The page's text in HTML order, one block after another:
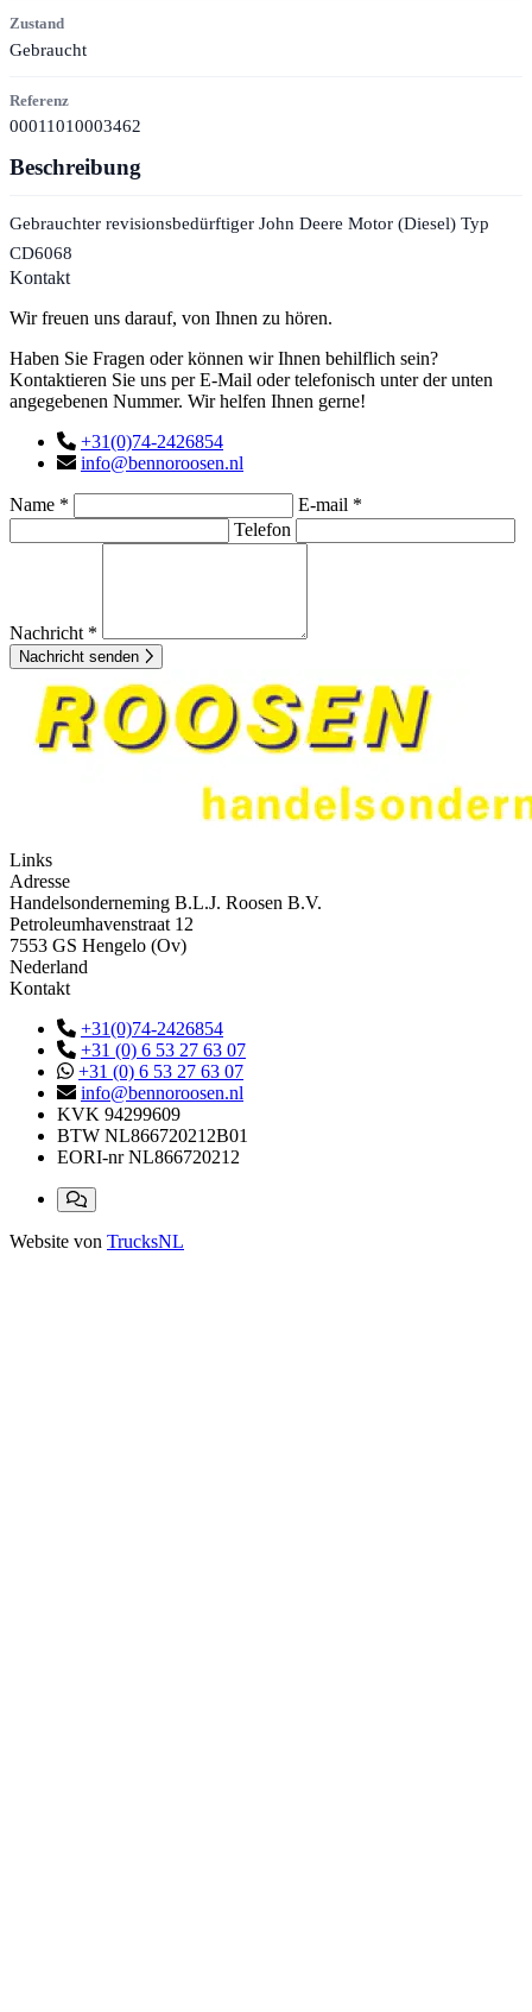
Zustand
Gebraucht
Referenz
00011010003462
Beschreibung
Gebrauchter revisionsbedürftiger John Deere Motor (Diesel) Typ
CD6068
Kontakt
Wir freuen uns darauf, von Ihnen zu hören.
Haben Sie Fragen oder können wir Ihnen behilflich sein?
Kontaktieren Sie uns per E-Mail oder telefonisch unter der unten
angegebenen Nummer. Wir helfen Ihnen gerne!
+31(0)74-2426854
info@bennoroosen.nl
Name *
E-mail *
Telefon
Nachricht *
Nachricht senden
Links
Adresse
Handelsonderneming B.L.J. Roosen B.V.
Petroleumhavenstraat 12
7553 GS Hengelo (Ov)
Nederland
Kontakt
+31(0)74-2426854
+31 (0) 6 53 27 63 07
+31 (0) 6 53 27 63 07
info@bennoroosen.nl
KVK 94299609
BTW NL866720212B01
EORI-nrNL866720212
Website von TrucksNL